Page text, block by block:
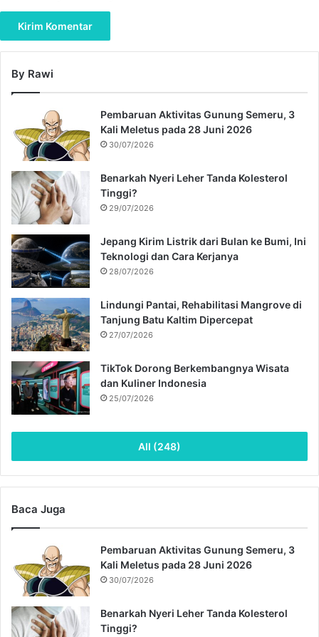
By Rawi
Pembaruan Aktivitas Gunung Semeru, 3
Kali Meletus pada 28 Juni 2026
30/07/2026
Benarkah Nyeri Leher Tanda Kolesterol
Tinggi?
29/07/2026
Jepang Kirim Listrik dari Bulan ke Bumi, Ini
Teknologi dan Cara Kerjanya
28/07/2026
Lindungi Pantai, Rehabilitasi Mangrove di
Tanjung Batu Kaltim Dipercepat
27/07/2026
TikTok Dorong Berkembangnya Wisata
dan Kuliner Indonesia
25/07/2026
All (248)
Baca Juga
Pembaruan Aktivitas Gunung Semeru, 3
Kali Meletus pada 28 Juni 2026
30/07/2026
Benarkah Nyeri Leher Tanda Kolesterol
Tinggi?